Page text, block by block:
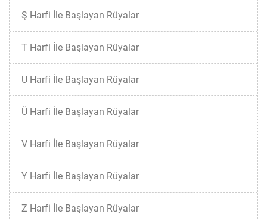
Ş Harfi İle Başlayan Rüyalar
T Harfi İle Başlayan Rüyalar
U Harfi İle Başlayan Rüyalar
Ü Harfi İle Başlayan Rüyalar
V Harfi İle Başlayan Rüyalar
Y Harfi İle Başlayan Rüyalar
Z Harfi İle Başlayan Rüyalar